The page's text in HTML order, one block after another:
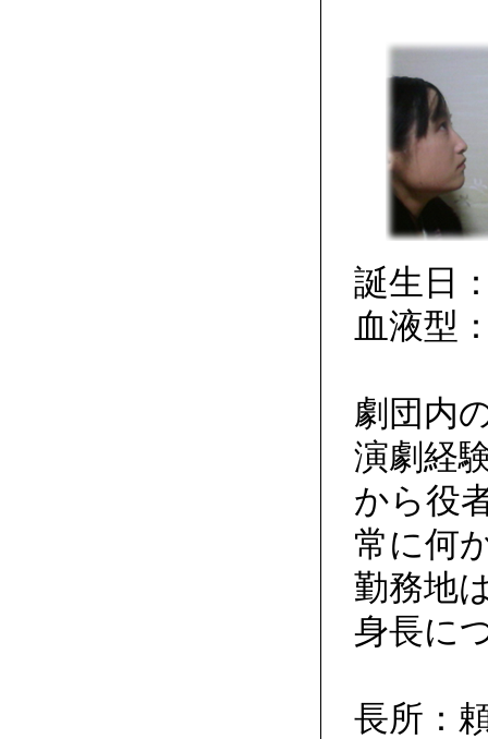
誕生日
血液型
劇団内
演劇経
から役
常に何
勤務地
身長に
長所：